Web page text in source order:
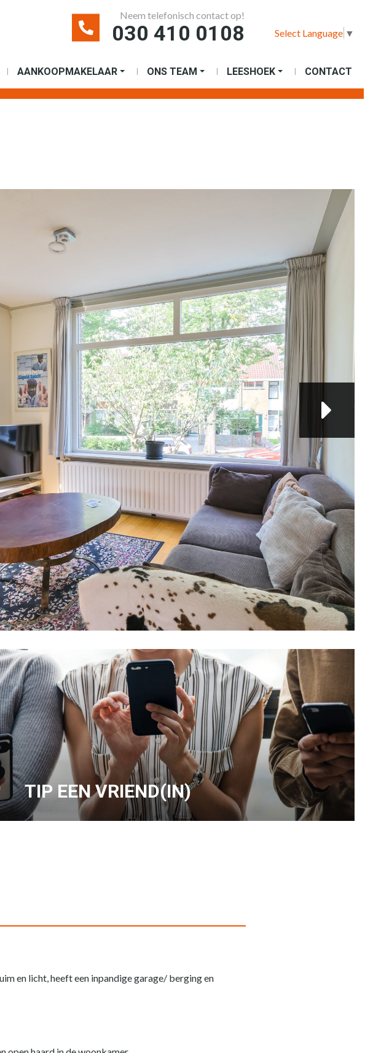
Neem telefonisch contact op!
030 410 0108 Select Language ▼
AANKOOPMAKELAAR ONS TEAM LEESHOEK CONTACT
TIP EEN VRIEND(IN)
en licht, heeft een inpandige garage/ berging en